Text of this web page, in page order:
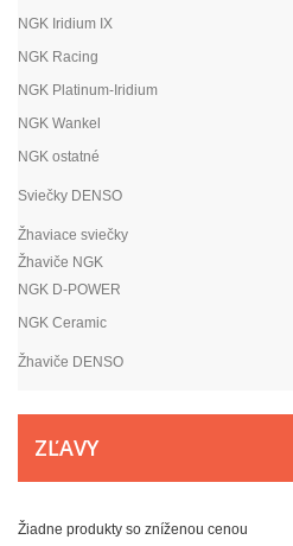
NGK Iridium IX
NGK Racing
NGK Platinum-Iridium
NGK Wankel
NGK ostatné
Sviečky DENSO
Žhaviace sviečky
Žhaviče NGK
NGK D-POWER
NGK Ceramic
Žhaviče DENSO
ZĽAVY
Žiadne produkty so zníženou cenou